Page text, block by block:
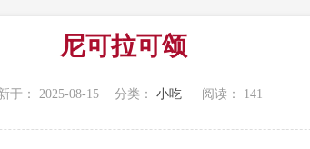
尼可拉可颂
于： 2025-08-15 分类：小吃 阅读： 141